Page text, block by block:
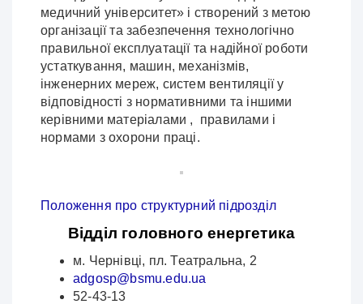
медичний університет» і створений з метою
організації та забезпечення технологічно
правильної експлуатації та надійної роботи
устаткування, машин, механізмів,
інженерних мереж, систем вентиляції у
відповідності з нормативними та іншими
керівними матеріалами , правилами і
нормами з охорони праці.
Положення про структурний підрозділ
Відділ головного енергетика
м. Чернівці, пл. Театральна, 2
adgosp@bsmu.edu.ua
52-43-13